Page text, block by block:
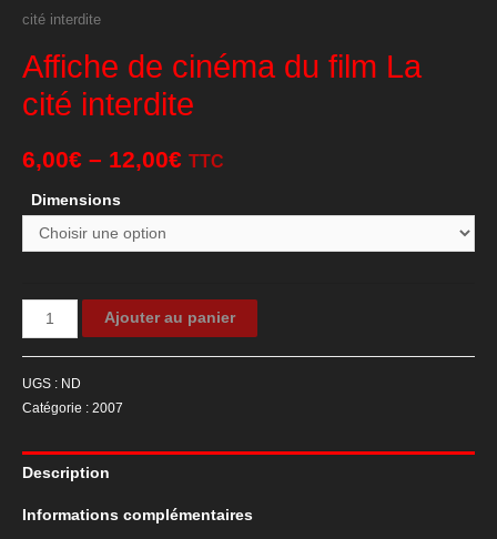
cité interdite
Affiche de cinéma du film La
cité interdite
6,00€ – 12,00€ TTC
Dimensions
quantité
de
du
film
La
Ajouter au panier
UGS : ND
Catégorie : 2007
Description
Informations complémentaires